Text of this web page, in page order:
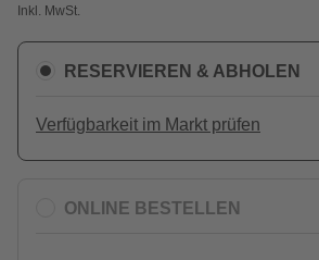
Inkl. MwSt.
RESERVIEREN & ABHOLEN
Verfügbarkeit im Markt prüfen
ONLINE BESTELLEN